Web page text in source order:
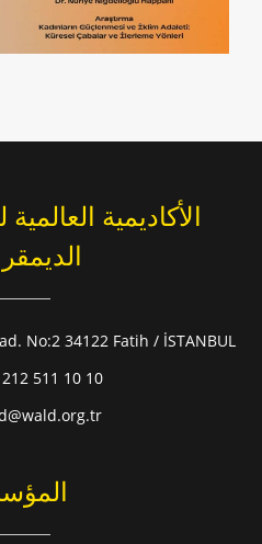
الأكاديمية
No:2 34122 Fatih / İSTANBUL
511 10 10